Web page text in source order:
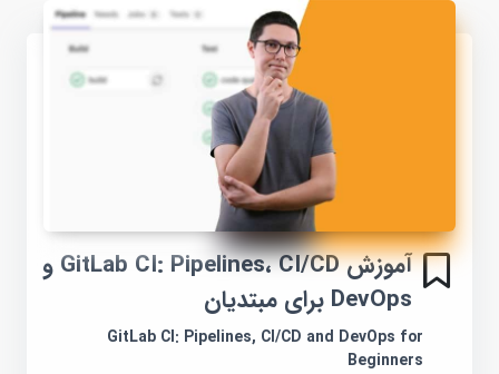
آموزش GitLab CI: Pipelines، CI/CD و
DevOps برای مبتدیان
GitLab CI: Pipelines, CI/CD and DevOps for
Beginners